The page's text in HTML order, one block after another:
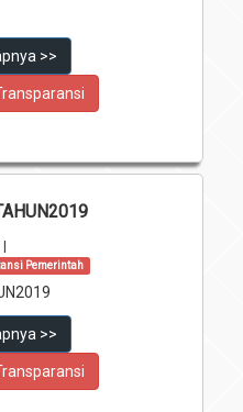
>>
Pemerintah
>>